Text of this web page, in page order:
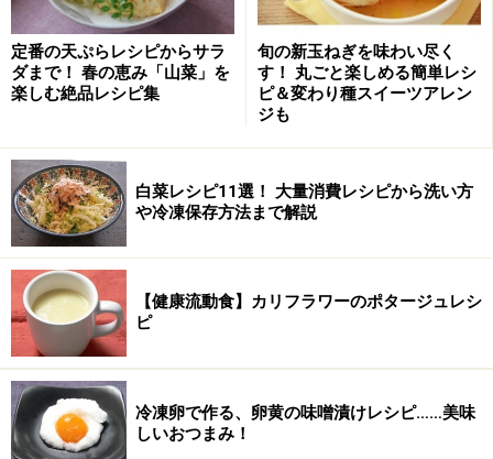
■その他
ごま油 小さじ1
みぞれ南蛮サラダの作り方・手順
■野菜の調理
定番の天ぷらレシピからサラ
ダまで！ 春の恵み「山菜」を
楽しむ絶品レシピ集
旬の新玉ねぎを味わい尽く
す！ 丸ごと楽しめる簡単レシ
ピ＆変わり種スイーツアレン
ジも
白菜レシピ11選！ 大量消費レシピから洗い方
や冷凍保存方法まで解説
【健康流動食】カリフラワーのポタージュレシ
ピ
冷凍卵で作る、卵黄の味噌漬けレシピ……美味
しいおつまみ！